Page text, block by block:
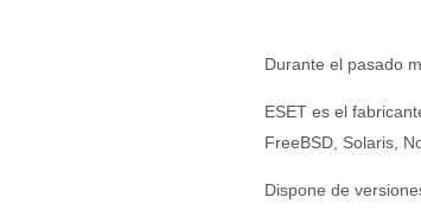
Durante el pasado
ESET es el
FreeBSD, Solaris,
Dispone de